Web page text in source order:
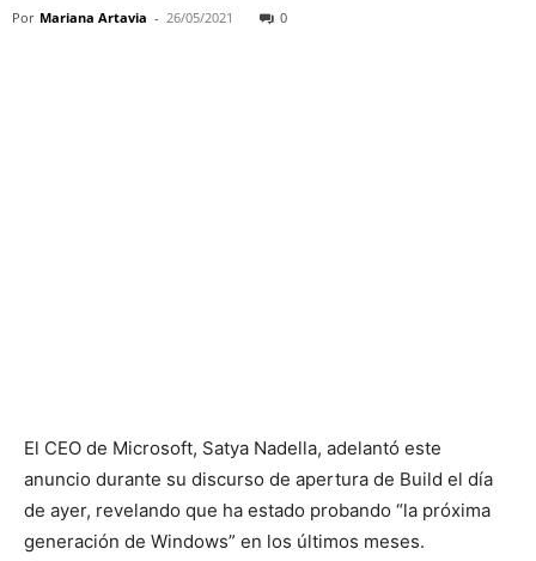
Por Mariana Artavia - 26/05/2021 0
El CEO de Microsoft, Satya Nadella, adelantó este
anuncio durante su discurso de apertura de Build el día
de ayer, revelando que ha estado probando “la próxima
generación de Windows” en los últimos meses.